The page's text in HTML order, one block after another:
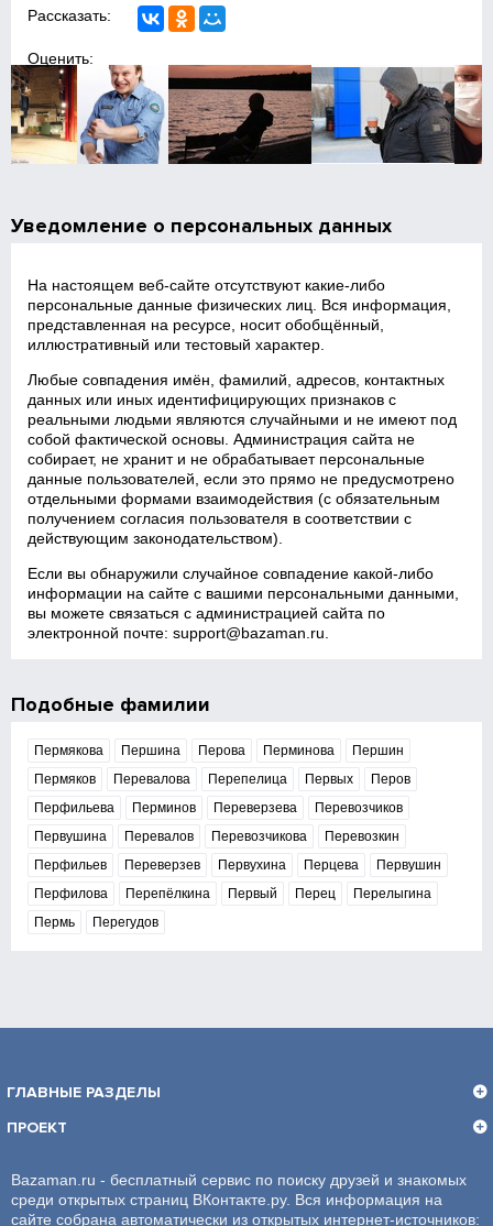
Рассказать:
Оценить:
Уведомление о персональных данных
На настоящем веб‑сайте отсутствуют какие‑либо
персональные данные физических лиц. Вся информация,
представленная на ресурсе, носит обобщённый,
иллюстративный или тестовый характер.
Любые совпадения имён, фамилий, адресов, контактных
данных или иных идентифицирующих признаков с
реальными людьми являются случайными и не имеют под
собой фактической основы. Администрация сайта не
собирает, не хранит и не обрабатывает персональные
данные пользователей, если это прямо не предусмотрено
отдельными формами взаимодействия (с обязательным
получением согласия пользователя в соответствии с
действующим законодательством).
Если вы обнаружили случайное совпадение какой‑либо
информации на сайте с вашими персональными данными,
вы можете связаться с администрацией сайта по
электронной почте:support@bazaman.ru
Подобные фамилии
Пермякова Першина Перова Перминова
Першин
Пермяков
Перевалова Перепелица Первых
Перов
Перфильева
Перминов Переверзева
Перевозчиков
Первушина
Перевалов Перевозчикова
Перевозкин
Перфильев
Переверзев Первухина Перцева
Первушин
Перфилова
Перепёлкина Первый Перец
Перелыгина
Пермь
Перегудов
ГЛАВНЫЕ РАЗДЕЛЫ
ПРОЕКТ
Bazaman.ru - бесплатный сервис по поиску друзей и знакомых
среди открытых страниц ВКонтакте.ру. Вся информация на
сайте собрана автоматически из открытых интернет-источников: